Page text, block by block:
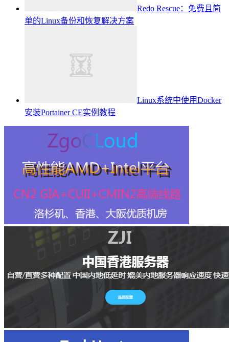
Redo Rescue：免费且简
单的Linux备份和恢复解决方案
Linux系统中使用Docker
安装Portainer CE实例教程